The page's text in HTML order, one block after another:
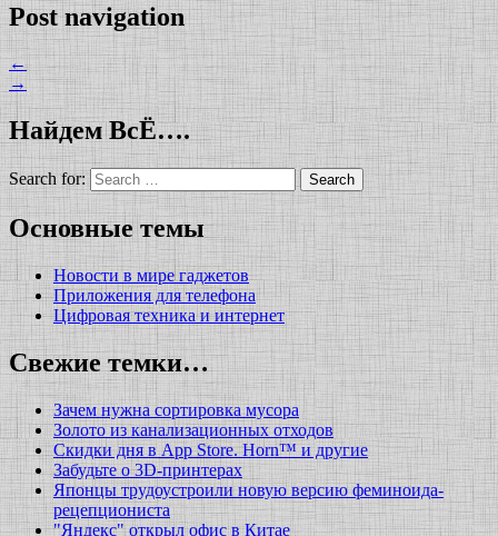
Post navigation
←
→
Найдем ВсЁ….
Search for:
Основные темы
Новости в мире гаджетов
Приложения для телефона
Цифровая техника и интернет
Свежие темки…
Зачем нужна сортировка мусора
Золото из канализационных отходов
Скидки дня в App Store. Horn™ и другие
Забудьте о 3D-принтерах
Японцы трудоустроили новую версию феминоида-
рецепциониста
"Яндекс" открыл офис в Китае